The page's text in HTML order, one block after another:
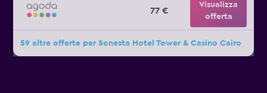
77 €
Visualizza
offerta
59 altre offerte per Sonesta Hotel Tower & Casino Cairo